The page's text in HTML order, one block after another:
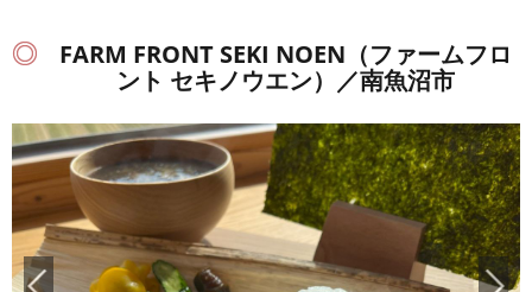
FARM FRONT SEKI NOEN（ファームフロ
ント セキノウエン）／南魚沼市